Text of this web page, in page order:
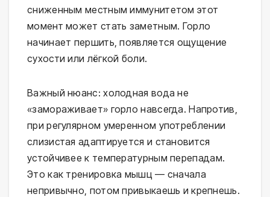
сниженным местным иммунитетом этот
момент может стать заметным. Горло
начинает першить, появляется ощущение
сухости или лёгкой боли.
Важный нюанс: холодная вода не
«замораживает» горло навсегда. Напротив,
при регулярном умеренном употреблении
слизистая адаптируется и становится
устойчивее к температурным перепадам.
Это как тренировка мышц — сначала
непривычно, потом привыкаешь и крепнешь.